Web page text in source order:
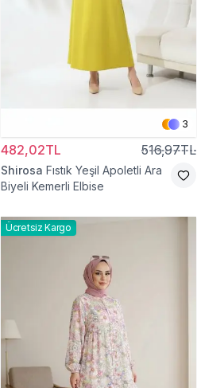
3
482,02TL 516,97TL
Shirosa Fıstık Yeşil Apoletli Ara
Biyeli Kemerli Elbise
Ücretsiz Kargo